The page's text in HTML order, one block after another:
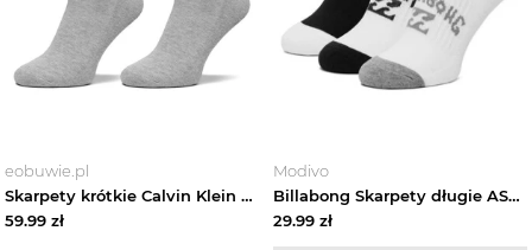
eobuwie.pl
Skarpety krótkie Calvin Klein Jeans 701228805 Szary
59.99 zł
Modivo
Billabong Skarpety długie AS_BILLABONG_01Z_SS25 (3-PACK) Biały
29.99 zł